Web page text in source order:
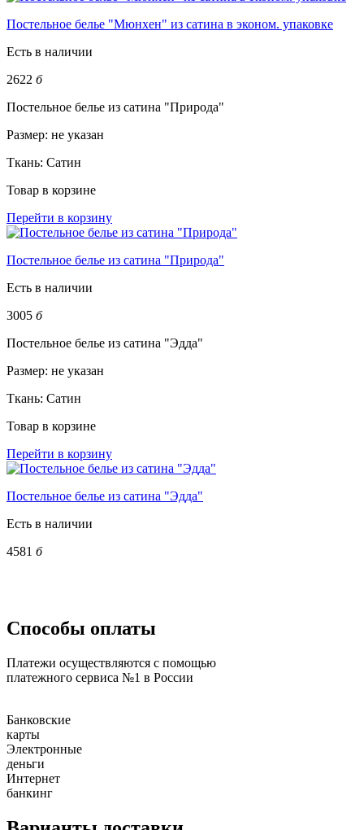
Постельное белье "Мюнхен" из сатина в эконом. упаковке
Есть в наличии
2622 б
Постельное белье из сатина "Природа"
Размер: не указан
Ткань: Сатин
Товар в корзине
Перейти в корзину
Постельное белье из сатина "Природа"
Есть в наличии
3005 б
Постельное белье из сатина "Эдда"
Размер: не указан
Ткань: Сатин
Товар в корзине
Перейти в корзину
Постельное белье из сатина "Эдда"
Есть в наличии
4581 б
Способы оплаты
Платежи осуществляются с помощью
платежного сервиса №1 в России
Банковские
карты
Электронные
деньги
Интернет
банкинг